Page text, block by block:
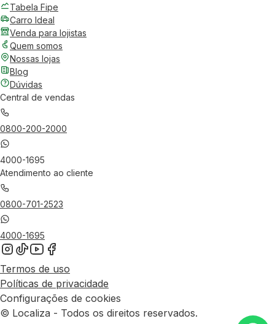
Tabela Fipe
Carro Ideal
Venda para lojistas
Quem somos
Nossas lojas
Blog
Dúvidas
Central de vendas
0800-200-2000
4000-1695
Atendimento ao cliente
0800-701-2523
4000-1695
Termos de uso
Políticas de privacidade
Configurações de cookies
© Localiza - Todos os direitos reservados.